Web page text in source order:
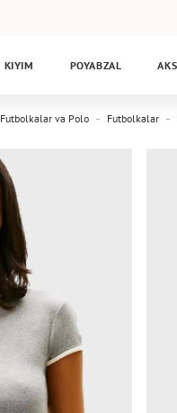
KIYIM POYABZAL
Futbolkalar va Polo Futbolkalar